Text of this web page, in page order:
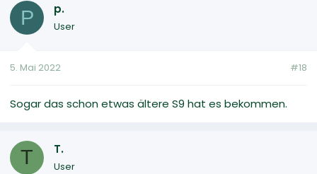
P p.
User
5. Mai 2022 #18
Sogar das schon etwas ältere S9 hat es bekommen.
T T.
User